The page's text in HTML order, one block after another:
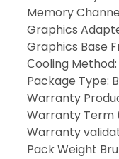
Memory
Graphics
Graphics Base
Сooling
Package Type:
Warranty
Warranty Term
Warranty
Pack Weight